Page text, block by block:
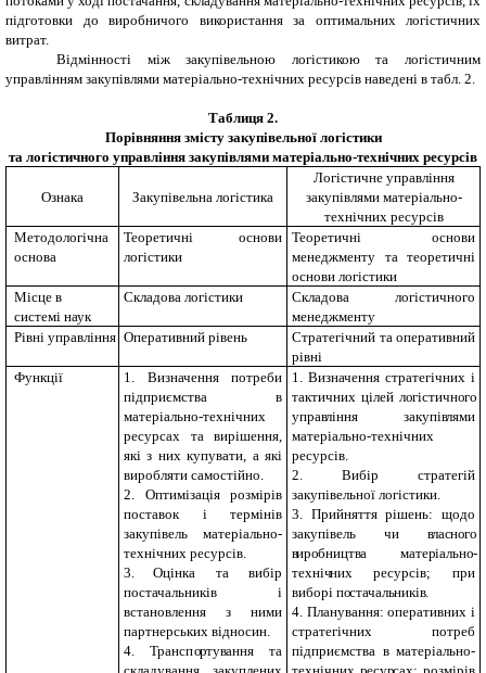
підготовки до виробничого використання за оптимальних логістичних
витрат.
Відмінності між закупівельною логістикою та логістичним
управлінням закупівлями матеріально-технічних ресурсів наведені в табл. 2.
Таблиця 2.
Порівняння змісту закупівельної логістики
та логістичного управління закупівлями матеріально-технічних ресурсів
Ознака Закупівельна логістика
Логістичне управління
закупівлями матеріально-
технічних ресурсів
Методологічна
основа
Теоретичні основи
логістики
Теоретичні основи
менеджменту та теоретичні
основи логістики
Місце в
системі наук
Складова логістики
Складова логістичного
менеджменту
Рівні управління Оперативний рівень
Стратегічний та оперативний
рівні
Функції
1. Визначення потреби
підприємства в
матеріально-технічних
ресурсах та вирішення,
які з них купувати, а які
виробляти самостійно.
2. Оптимізація розмірів
поставок і термінів
закупівель матеріально-
технічних ресурсів.
3.
Оцінка та вибір
постачальників і
встановлення з ними
партнерських відносин.
4. Транспортування та
1. Визначення стратегічних і
тактичних цілей логістичного
управління закупівлями
матеріально-технічних
ресурсів.
2. Вибір стратегій
закупівельної логістики.
3. Прийняття рішень: щодо
закупівель чи власного
виробництва матеріально-
технічних ресурсів; при
виборі постачальників.
4. Планування: оперативних і
стратегічних потреб
підприємства в матеріально-